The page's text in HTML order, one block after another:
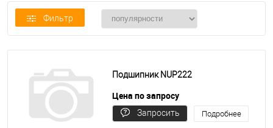
Фильтр
Подшипник NUP222
Цена по запросу
Запросить
Подробнее